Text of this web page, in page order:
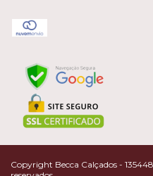
Copyright Becca Calçados -